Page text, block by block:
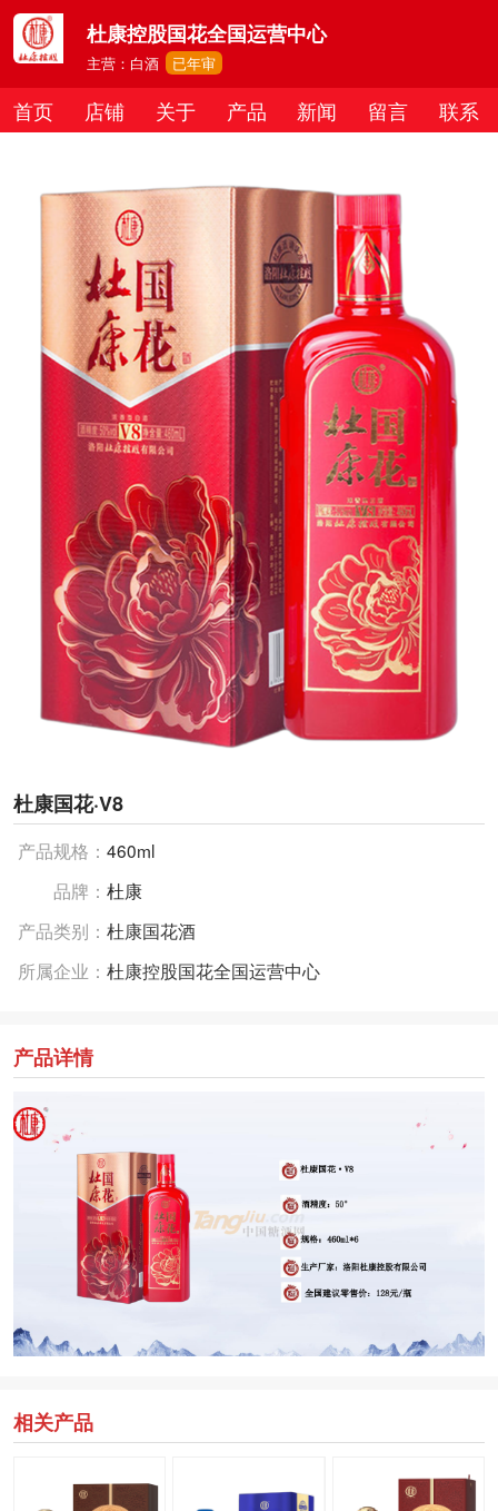
杜康控股国花全国运营中心
主营：白酒 已年审
首页 店铺 关于 产品 新闻 留言 联系
杜康国花·V8
产品规格： 460ml
品牌： 杜康
产品类别： 杜康国花酒
所属企业： 杜康控股国花全国运营中心
产品详情
相关产品